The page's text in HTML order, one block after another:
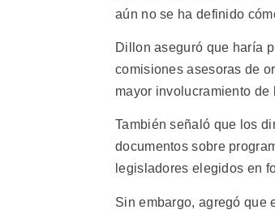
aún no se ha definido
Dillon aseguró que haría
comisiones asesoras de
mayor involucramiento de
También señaló que los
documentos sobre
legisladores elegidos en
Sin embargo, agregó que